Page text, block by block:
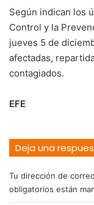
Según indican los
Control y la
jueves 5 de
afectadas,
contagiados.
EFE
Deja una
Tu dirección de
obligatorios están